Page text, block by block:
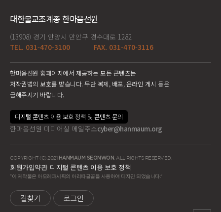
대한불교조계종 한마음선원
(13908) 경기 안양시 만안구 경수대로 1282
TEL. 031-470-3100
FAX. 031-470-3116
한마음선원 홈페이지에서 제공하는 모든 콘텐츠는
저작권법의 보호를 받습니다. 무단 복제, 배포, 온라인 게시 등은
금해주시기 바랍니다.
디지털 콘텐츠 이용 보호 정책 및 콘텐츠 문의
한마음선원 미디어실 메일주소cyber@hanmaum.org
COPYRIGHT (C) 2021 HANMAUM SEONWON . ALL RIGHTS RESERVED.
회원가입약관 디지털 콘텐츠 이용 보호 정책
"이 제작물은 아모레퍼시픽의 아리따글꼴을 사용하여 디자인 되었습니다."
길찾기 로그인